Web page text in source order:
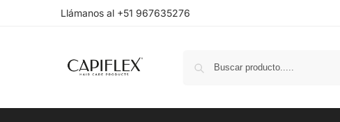
Llámanos al +51 967635276